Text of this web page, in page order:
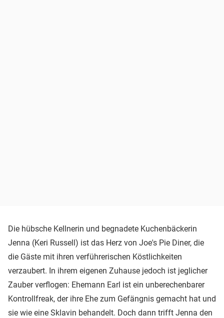
Die hübsche Kellnerin und begnadete Kuchenbäckerin
Jenna (Keri Russell) ist das Herz von Joe's Pie Diner, die
die Gäste mit ihren verführerischen Köstlichkeiten
verzaubert. In ihrem eigenen Zuhause jedoch ist jeglicher
Zauber verflogen: Ehemann Earl ist ein unberechenbarer
Kontrollfreak, der ihre Ehe zum Gefängnis gemacht hat und
sie wie eine Sklavin behandelt. Doch dann trifft Jenna den